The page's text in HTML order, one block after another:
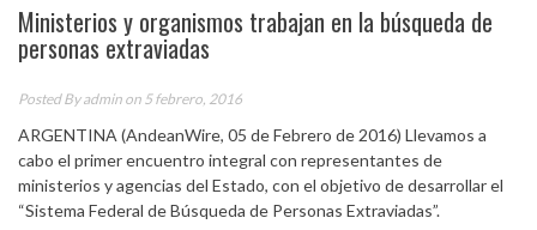
Ministerios y organismos trabajan en la búsqueda de
personas extraviadas
Posted Byadmin on 5 febrero, 2016
ARGENTINA (AndeanWire, 05 de Febrero de 2016) Llevamos a
cabo el primer encuentro integral con representantes de
ministerios y agencias del Estado, con el objetivo de desarrollar el
“Sistema Federal de Búsqueda de Personas Extraviadas”.